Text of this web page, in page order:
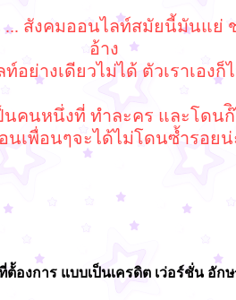
สังคมออนไลท์สมัยนี้มันแย่
อ้าง
อย่างเดียวไม่ได้ ตัวเราเอง
นคนหนึ่งที่ ทำละคร และโดน
นเพื่อนๆจะได้ไม่โดนซ้ำรอยน่
องการ แบบเป็นเครดิต เว่อร์ชั่น อัก